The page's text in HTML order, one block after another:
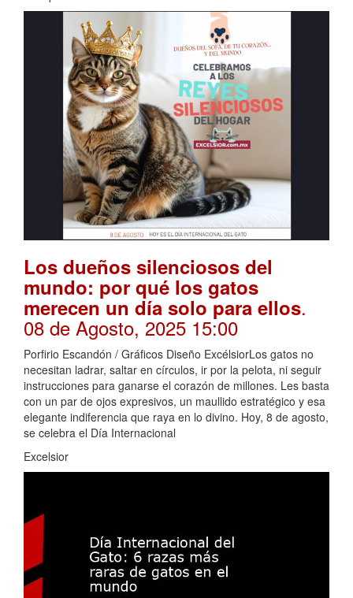
Los dueños silenciosos del
mundo: por qué los gatos
merecen un día solo para ellos.
08 de Agosto, 2025 15:00
Porfirio Escandón / Gráficos Diseño ExcélsiorLos gatos no
necesitan ladrar, saltar en círculos, ir por la pelota, ni seguir
instrucciones para ganarse el corazón de millones. Les basta
con un par de ojos expresivos, un maullido estratégico y esa
elegante indiferencia que raya en lo divino. Hoy, 8 de agosto,
se celebra el Día Internacional
Excelsior